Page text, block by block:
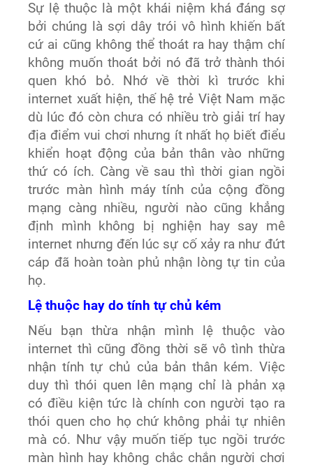
Sự lệ thuộc là một khái niệm khá đáng sợ
bởi chúng là sợi dây trói vô hình khiến bất
cứ ai cũng không thể thoát ra hay thậm chí
không muốn thoát bởi nó đã trở thành thói
quen khó bỏ. Nhớ về thời kì trước khi
internet xuất hiện, thế hệ trẻ Việt Nam mặc
dù lúc đó còn chưa có nhiều trò giải trí hay
địa điểm vui chơi nhưng ít nhất họ biết điểu
khiển hoạt động của bản thân vào những
thứ có ích. Càng về sau thì thời gian ngồi
trước màn hình máy tính của cộng đồng
mạng càng nhiều, người nào cũng khẳng
định mình không bị nghiện hay say mê
internet nhưng đến lúc sự cố xảy ra như đứt
cáp đã hoàn toàn phủ nhận lòng tự tin của
họ.
Lệ thuộc hay do tính tự chủ kém
Nếu bạn thừa nhận mình lệ thuộc vào
internet thì cũng đồng thời sẽ vô tình thừa
nhận tính tự chủ của bản thân kém. Việc
duy thì thói quen lên mạng chỉ là phản xạ
có điều kiện tức là chính con người tạo ra
thói quen cho họ chứ không phải tự nhiên
mà có. Như vậy muốn tiếp tục ngồi trước
màn hình hay không chắc chắn người chơi